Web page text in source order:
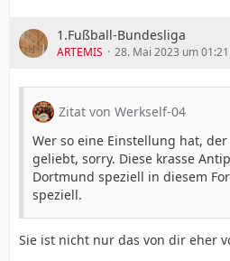
1.Fußball-Bundesliga
ARTEMIS 28. Mai 2023 um 01:21
Zitat von Werkself-04
Wer so eine Einstellung hat,
geliebt, sorry. Diese krasse
Dortmund speziell in diesem
speziell.
Sie ist nicht nur das von dir eher